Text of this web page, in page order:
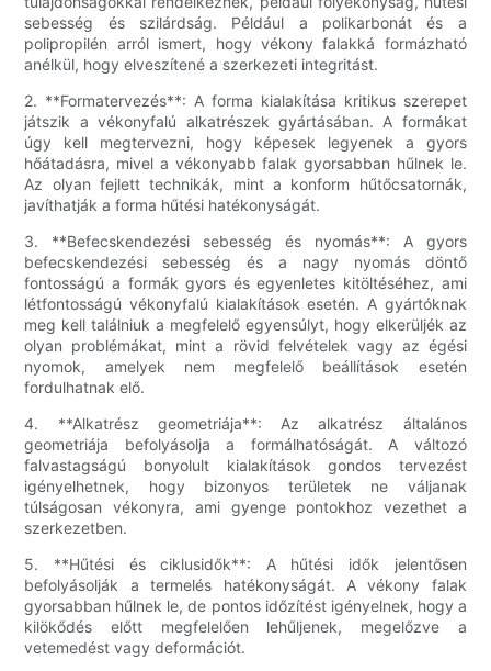
sebesség és szilárdság. Például a polikarbonát és a
polipropilén arról ismert, hogy vékony falakká formázható
anélkül, hogy elveszítené a szerkezeti integritást.
2. **Formatervezés**: A forma kialakítása kritikus szerepet
játszik a vékonyfalú alkatrészek gyártásában. A formákat
úgy kell megtervezni, hogy képesek legyenek a gyors
hőátadásra, mivel a vékonyabb falak gyorsabban hűlnek le.
Az olyan fejlett technikák, mint a konform hűtőcsatornák,
javíthatják a forma hűtési hatékonyságát.
3. **Befecskendezési sebesség és nyomás**: A gyors
befecskendezési sebesség és a nagy nyomás döntő
fontosságú a formák gyors és egyenletes kitöltéséhez, ami
létfontosságú vékonyfalú kialakítások esetén. A gyártóknak
meg kell találniuk a megfelelő egyensúlyt, hogy elkerüljék az
olyan problémákat, mint a rövid felvételek vagy az égési
nyomok, amelyek nem megfelelő beállítások esetén
fordulhatnak elő.
4. **Alkatrész geometriája**: Az alkatrész általános
geometriája befolyásolja a formálhatóságát. A változó
falvastagságú bonyolult kialakítások gondos tervezést
igényelhetnek, hogy bizonyos területek ne váljanak
túlságosan vékonyra, ami gyenge pontokhoz vezethet a
szerkezetben.
5. **Hűtési és ciklusidők**: A hűtési idők jelentősen
befolyásolják a termelés hatékonyságát. A vékony falak
gyorsabban hűlnek le, de pontos időzítést igényelnek, hogy a
kilökődés előtt megfelelően lehűljenek, megelőzve a
vetemedést vagy deformációt.